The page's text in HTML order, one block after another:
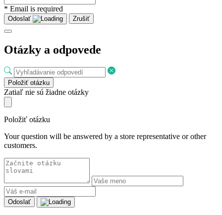
* Email is required
Odoslať Zrušiť
Otázky a odpovede
Položiť otázku
Zatiaľ nie sú žiadne otázky
Položiť otázku
Your question will be answered by a store representative or other
customers.
Odoslať